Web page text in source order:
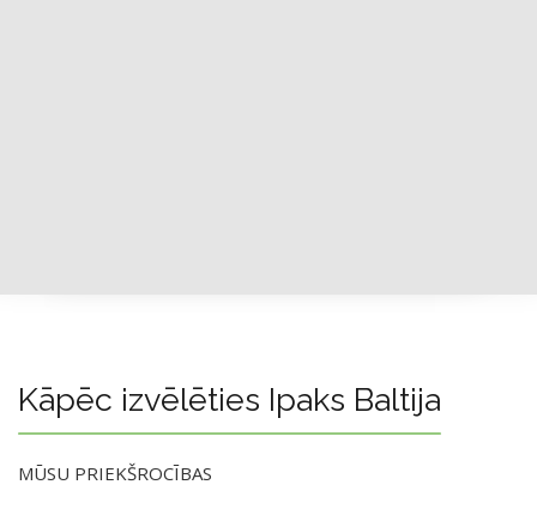
Kāpēc izvēlēties Ipaks Baltija
MŪSU PRIEKŠROCĪBAS